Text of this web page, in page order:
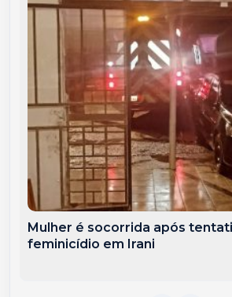
Mulher é socorrida após
feminicídio em Irani